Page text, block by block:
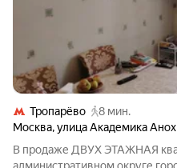
Тропарёво
8 мин.
Москва,улица Академика
В продаже ДВУХ ЭТАЖНАЯ